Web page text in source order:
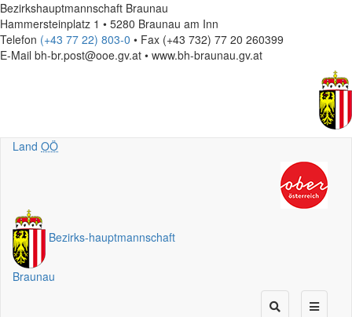
Bezirkshauptmannschaft Braunau
Hammersteinplatz 1 • 5280 Braunau am Inn
Telefon (+43 77 22) 803-0 • Fax (+43 732) 77 20 260399
E-Mail bh-br.post@ooe.gv.at • www.bh-braunau.gv.at
Land OÖ
Bezirks-hauptmannschaft
Braunau